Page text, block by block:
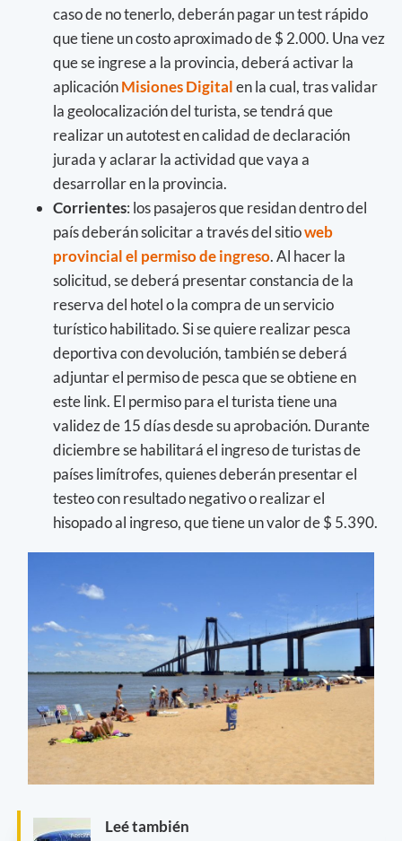
caso de no tenerlo, deberán pagar un test rápido
que tiene un costo aproximado de $ 2.000. Una vez
que se ingrese a la provincia, deberá activar la
aplicaciónMisiones Digitalen la cual, tras validar
la geolocalización del turista, se tendrá que
realizar un autotest en calidad de declaración
jurada y aclarar la actividad que vaya a
desarrollar en la provincia.
Corrientes: los pasajeros que residan dentro del
país deberán solicitar a través del sitioweb
provincial el permiso de ingreso. Al hacer la
solicitud, se deberá presentar constancia de la
reserva del hotel o la compra de un servicio
turístico habilitado. Si se quiere realizar pesca
deportiva con devolución, también se deberá
adjuntar el permiso de pesca que se obtiene en
este link. El permiso para el turista tiene una
validez de 15 días desde su aprobación. Durante
diciembre se habilitará el ingreso de turistas de
países limítrofes, quienes deberán presentar el
testeo con resultado negativo o realizar el
hisopado al ingreso, que tiene un valor de $ 5.390.
Leé también